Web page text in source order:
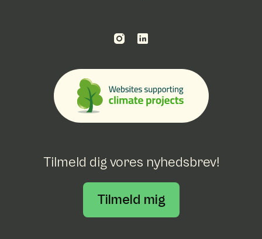
Tilmeld dig vores nyhedsbrev!
Tilmeld mig